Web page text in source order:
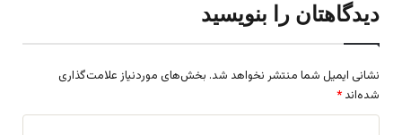
دیدگاهتان را بنویسید
نشانی ایمیل شما منتشر نخواهد شد. بخش‌های موردنیاز علامت‌گذاری
شده‌اند *